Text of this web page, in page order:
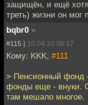
защищён, и ещё
треть) жизни он мог
bqbr0 »
#115 | 10.04.10 06:17
Кому: KKK, #111
> Пенсионный фонд
фонды еще - внуки.
там мешало многое.